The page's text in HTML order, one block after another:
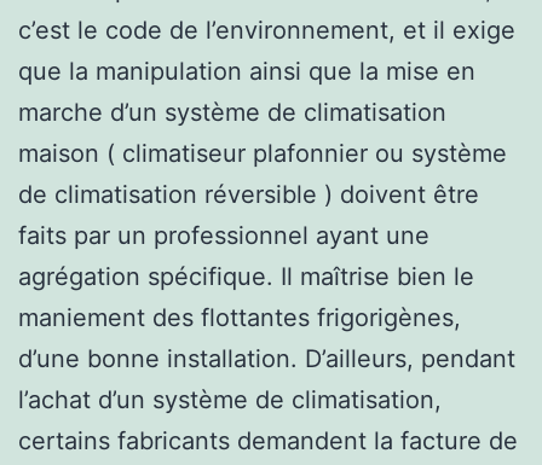
c’est le code de l’environnement, et il exige
que la manipulation ainsi que la mise en
marche d’un système de climatisation
maison ( climatiseur plafonnier ou système
de climatisation réversible ) doivent être
faits par un professionnel ayant une
agrégation spécifique. Il maîtrise bien le
maniement des flottantes frigorigènes,
d’une bonne installation. D’ailleurs, pendant
l’achat d’un système de climatisation,
certains fabricants demandent la facture de